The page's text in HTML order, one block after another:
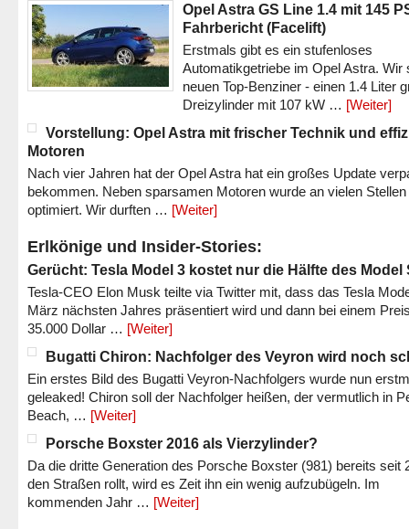
Opel Astra GS Line 1.4 mit 145
Fahrbericht (Facelift)
Erstmals gibt es ein stufenloses
Automatikgetriebe im Opel Astra. Wir
neuen Top-Benziner - einen 1.4 Liter
Dreizylinder mit 107 kW … [Weiter]
Vorstellung: Opel Astra mit frischer Technik und
Motoren
Nach vier Jahren hat der Opel Astra hat ein großes Update
bekommen. Neben sparsamen Motoren wurde an vielen Stellen
optimiert. Wir durften … [Weiter]
Erlkönige und Insider-Stories:
Gerücht: Tesla Model 3 kostet nur die Hälfte des Model
Tesla-CEO Elon Musk teilte via Twitter mit, dass das Tesla
März nächsten Jahres präsentiert wird und dann bei einem
35.000 Dollar … [Weiter]
Bugatti Chiron: Nachfolger des Veyron wird noch
Ein erstes Bild des Bugatti Veyron-Nachfolgers wurde nun
geleaked! Chiron soll der Nachfolger heißen, der vermutlich in
Beach, … [Weiter]
Porsche Boxster 2016 als Vierzylinder?
Da die dritte Generation des Porsche Boxster (981) bereits seit
den Straßen rollt, wird es Zeit ihn ein wenig aufzubügeln. Im
kommenden Jahr … [Weiter]